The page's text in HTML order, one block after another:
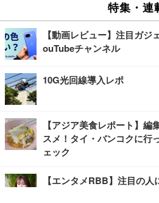
特集・連
【動画レビュー】注目ガ
ouTubeチャンネル
10G光回線導入レポ
【アジア美食レポート】
スメ！タイ・バンコクに行
ェック
【エンタメRBB】注目の